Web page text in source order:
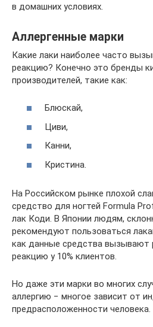
в домашних условиях.
Аллергенные марки
Какие лаки наиболее часто
реакцию? Конечно это бренды
производителей, такие как:
Блюскай,
Циви,
Канни,
Кристина.
На Российском рынке плохой
средство для ногтей Formula
лак Коди. В Японии людям,
рекомендуют пользоваться
как данные средства вызывают
реакцию у 10% клиентов.
Но даже эти марки во многих
аллергию − многое зависит от
предрасположенности человека.